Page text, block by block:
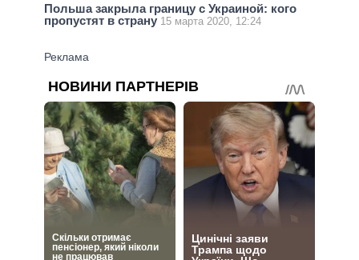
Польша закрыла границу с Украиной: кого
пропустят в страну 15 марта 2020, 12:24